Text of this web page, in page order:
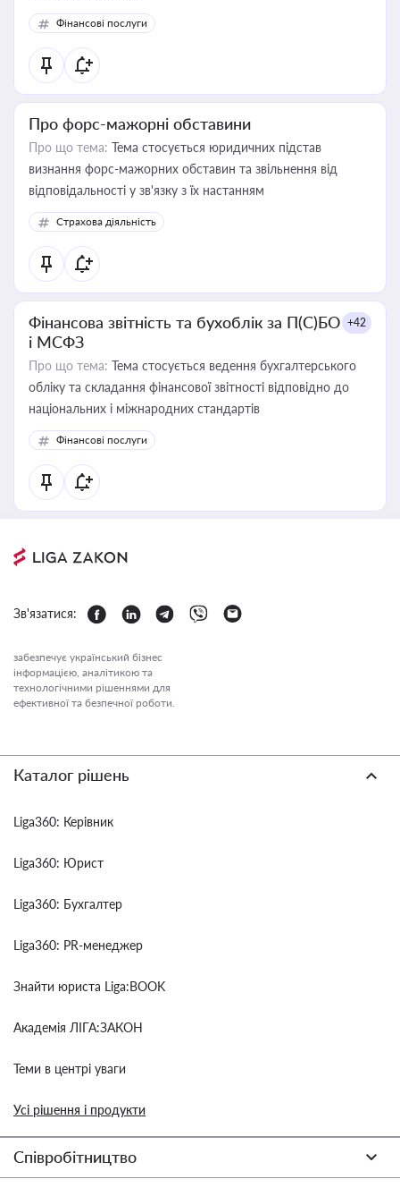
Фінансові послуги
Про форс-мажорні обставини
Про що тема: Тема стосується юридичних підстав
визнання форс-мажорних обставин та звільнення від
відповідальності у зв'язку з їх настанням
Страхова діяльність
Фінансова звітність та бухоблік за П(С)БО
і МСФЗ
+42
Про що тема: Тема стосується ведення бухгалтерського
обліку та складання фінансової звітності відповідно до
національних і міжнародних стандартів
Фінансові послуги
Зв'язатися:
забезпечує український бізнес
інформацією, аналітикою та
технологічними рішеннями для
ефективної та безпечної роботи.
Каталог рішень
Liga360: Керівник
Liga360: Юрист
Liga360: Бухгалтер
Liga360: PR-менеджер
Знайти юриста Liga:BOOK
Академія ЛІГА:ЗАКОН
Теми в центрі уваги
Усі рішення і продукти
Співробітництво